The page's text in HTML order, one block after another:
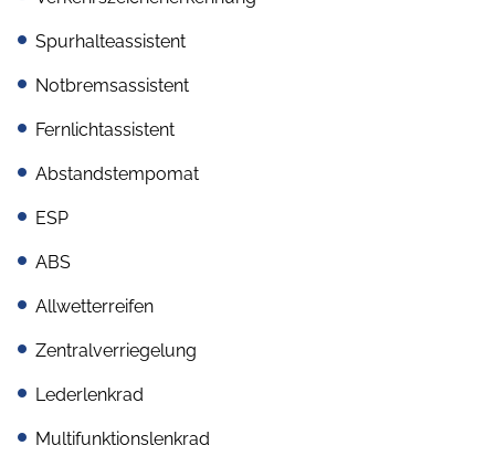
Spurhalteassistent
Notbremsassistent
Fernlichtassistent
Abstandstempomat
ESP
ABS
Allwetterreifen
Zentralverriegelung
Lederlenkrad
Multifunktionslenkrad